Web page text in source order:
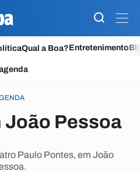
Qual a Boa?Entretenimento
João Pessoa
Paulo Pontes, em João